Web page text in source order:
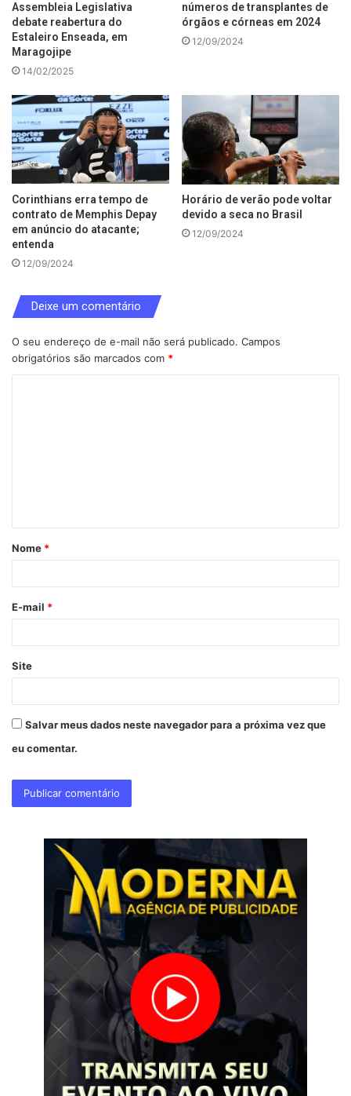
Assembleia Legislativa
debate reabertura do
Estaleiro Enseada, em
Maragojipe
14/02/2025
números de transplantes de
órgãos e córneas em 2024
12/09/2024
Corinthians erra tempo de
contrato de Memphis Depay
em anúncio do atacante;
entenda
12/09/2024
Horário de verão pode voltar
devido a seca no Brasil
12/09/2024
Deixe um comentário
O seu endereço de e-mail não será publicado. Campos
obrigatórios são marcados com *
á
r
*
Nome *
E-mail *
Site
Salvar meus dados neste navegador para a próxima vez que
eu comentar.